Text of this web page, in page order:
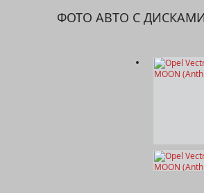
ФОТО АВТО С